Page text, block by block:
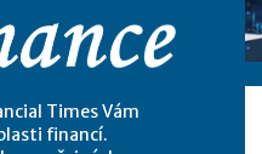
Times Vám
financí.